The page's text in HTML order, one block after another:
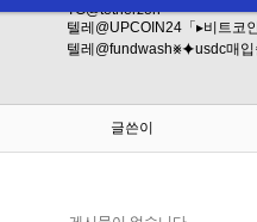
TG@tetherzon
텔레@UPCOIN24「▸비트코
텔레@fundwash⨳⯌usdc매입
글쓴이